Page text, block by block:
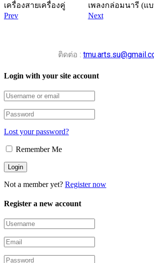
เครื่องสายเครื่องคู่
Prev
เพลงกล่อมนารี (แ
Next
ติดต่อ :
Login with your site account
Lost your password?
Remember Me
Not a member yet? Register now
Register a new account